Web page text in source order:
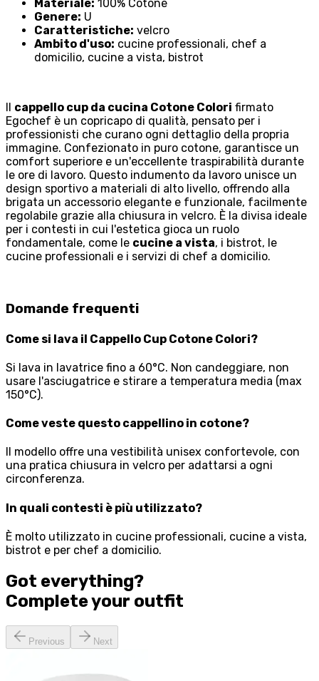
Materiale: 100% Cotone
Genere: U
Caratteristiche: velcro
Ambito d'uso: cucine professionali, chef a
domicilio, cucine a vista, bistrot
Il cappello cup da cucina Cotone Colori firmato
Egochef è un copricapo di qualità, pensato per i
professionisti che curano ogni dettaglio della propria
immagine. Confezionato in puro cotone, garantisce un
comfort superiore e un'eccellente traspirabilità durante
le ore di lavoro. Questo indumento da lavoro unisce un
design sportivo a materiali di alto livello, offrendo alla
brigata un accessorio elegante e funzionale, facilmente
regolabile grazie alla chiusura in velcro. È la divisa ideale
per i contesti in cui l'estetica gioca un ruolo
fondamentale, come le cucine a vista, i bistrot, le
cucine professionali e i servizi di chef a domicilio.
Domande frequenti
Come si lava il Cappello Cup Cotone Colori?
Si lava in lavatrice fino a 60°C. Non candeggiare, non
usare l'asciugatrice e stirare a temperatura media (max
150°C).
Come veste questo cappellino in cotone?
Il modello offre una vestibilità unisex confortevole, con
una pratica chiusura in velcro per adattarsi a ogni
circonferenza.
In quali contesti è più utilizzato?
È molto utilizzato in cucine professionali, cucine a vista,
bistrot e per chef a domicilio.
Got everything?
Complete your outfit
Previous Next